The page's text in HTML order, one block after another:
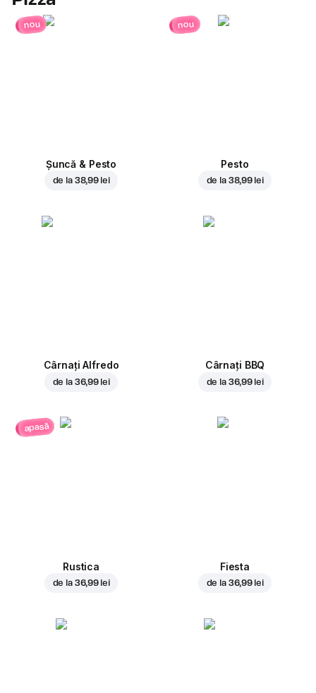
nou
Șuncă & Pesto
de la 38,99 lei
nou
Pesto
de la 38,99 lei
Cârnați Alfredo
de la 36,99 lei
Cârnați BBQ
de la 36,99 lei
apasă
Rustica
de la 36,99 lei
Fiesta
de la 36,99 lei